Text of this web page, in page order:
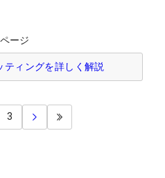
ージ
ティングを詳しく解説
3